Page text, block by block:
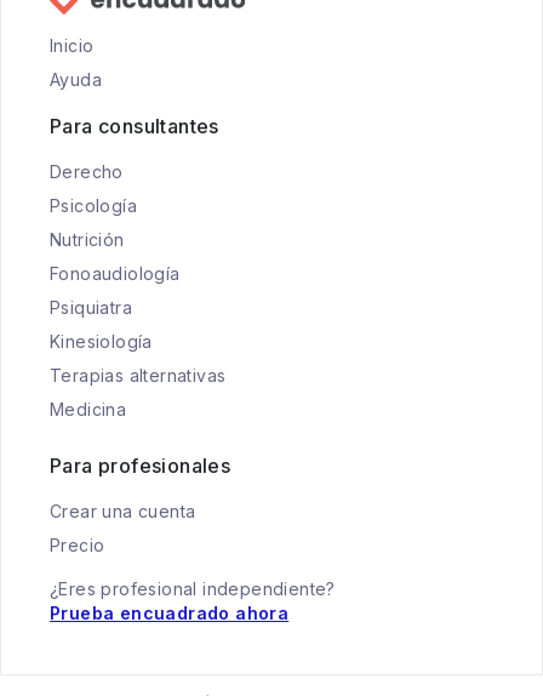
Inicio
Ayuda
Para consultantes
Derecho
Psicología
Nutrición
Fonoaudiología
Psiquiatra
Kinesiología
Terapias alternativas
Medicina
Para profesionales
Crear una cuenta
Precio
¿Eres profesional independiente?
Prueba encuadrado ahora